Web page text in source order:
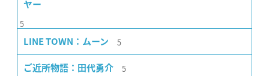
ヤー
5
LINE TOWN：ムーン 5
ご近所物語：田代勇介 5